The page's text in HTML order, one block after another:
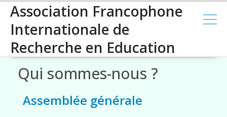
Association Francophone
Internationale de
Recherche en Education
Qui sommes-nous ?
Assemblée générale